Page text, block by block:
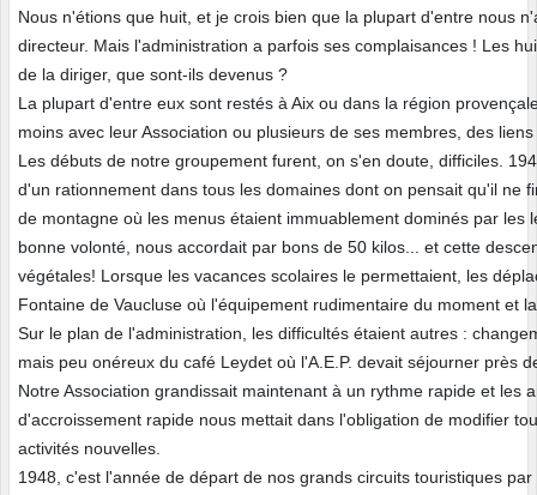
Nous n'étions que huit, et je crois bien que la plupart d'entre nous
directeur. Mais l'administration a parfois ses complaisances ! Les
de la diriger, que sont-ils devenus ?
La plupart d'entre eux sont restés à Aix ou dans la région
moins avec leur Association ou plusieurs de ses membres, des
Les débuts de notre groupement furent, on s'en doute, difficiles.
d'un rationnement dans tous les domaines dont on pensait qu'il ne
de montagne où les menus étaient immuablement dominés par
bonne volonté, nous accordait par bons de 50 kilos... et cette
végétales! Lorsque les vacances scolaires le permettaient, les
Fontaine de Vaucluse où l'équipement rudimentaire du moment et
Sur le plan de l'administration, les difficultés étaient autres :
mais peu onéreux du café Leydet où l'A.E.P. devait séjourner près
Notre Association grandissait maintenant à un rythme rapide et
d'accroissement rapide nous mettait dans l'obligation de modifier
activités nouvelles.
1948, c'est l'année de départ de nos grands circuits touristiques